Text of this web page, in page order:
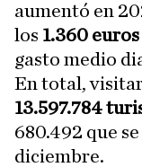
aumentó en
los 1.360
gasto medio
En total,
13.597.784
680.492 que
diciembre.